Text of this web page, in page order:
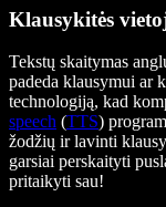
Klausykitės
Tekstų skaitymas
padeda klausymui ar
technologiją, kad
speech (TTS)
žodžių ir lavinti
garsiai perskaityti
pritaikyti sau!